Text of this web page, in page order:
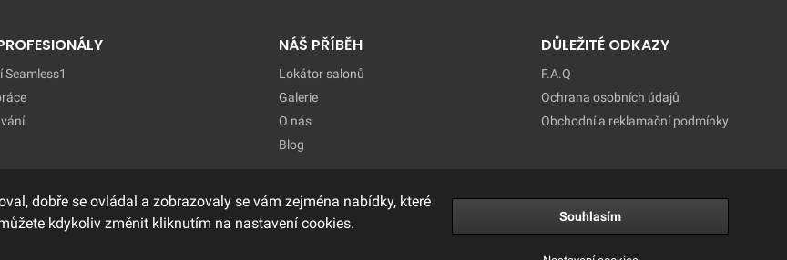
Seamless1
NÁŠ PŘÍBĚH
Lokátor salonů
Galerie
O nás
Blog
DŮLEŽITÉ ODKAZY
F.A.Q
Ochrana osobních údajů
Obchodní a reklamační podmínky
dobře se ovládal a zobrazovaly se vám zejména nabídky, které
kdykoliv změnit kliknutím na nastavení cookies.
Souhlasím